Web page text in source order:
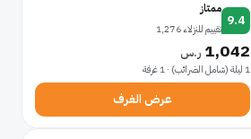
9.4
ممتاز
تقييم للنزلاء 1,276
1,042 ر.س
1 ليلة (شامل الضرائب) · 1 غرفة
عرض الغرف